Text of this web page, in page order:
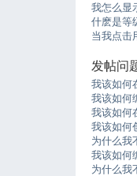
我怎么显
什麽是等
当我点击
发帖问
我该如何
我该如何
我该如何
我该如何
为什么我
我该如何
为什么我